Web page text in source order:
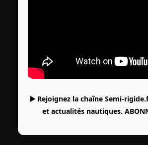
▶️ Rejoignez la chaîne Semi-
et actualités nautiques.